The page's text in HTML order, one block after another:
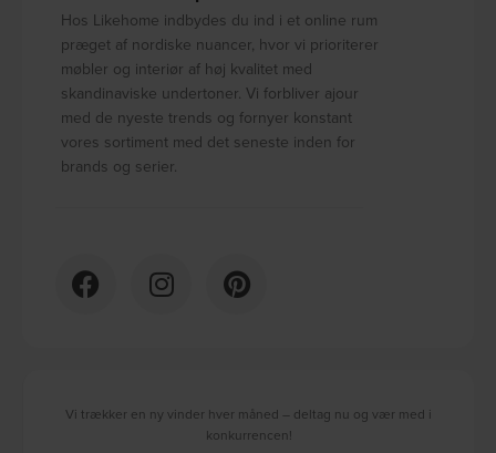
Hos Likehome indbydes du ind i et online rum
præget af nordiske nuancer, hvor vi prioriterer
møbler og interiør af høj kvalitet med
skandinaviske undertoner. Vi forbliver ajour
med de nyeste trends og fornyer konstant
vores sortiment med det seneste inden for
brands og serier.
Vi trækker en ny vinder hver måned – deltag nu og vær med i
konkurrencen!